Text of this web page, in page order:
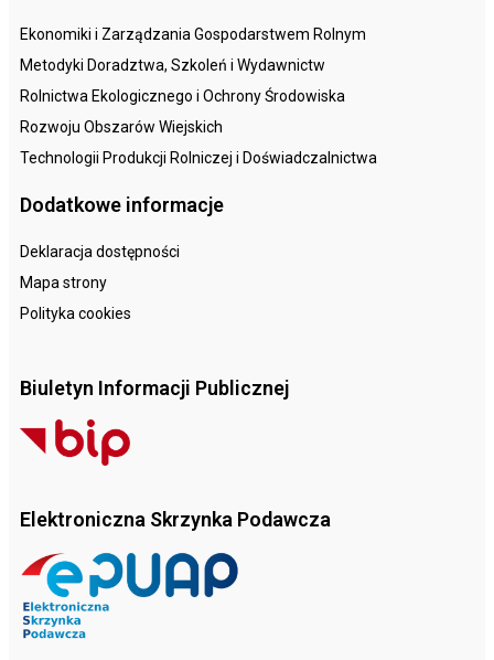
Ekonomiki i Zarządzania Gospodarstwem Rolnym
Metodyki Doradztwa, Szkoleń i Wydawnictw
Rolnictwa Ekologicznego i Ochrony Środowiska
Rozwoju Obszarów Wiejskich
Technologii Produkcji Rolniczej i Doświadczalnictwa
Dodatkowe informacje
Deklaracja dostępności
Mapa strony
Polityka cookies
Biuletyn Informacji Publicznej
Elektroniczna Skrzynka Podawcza